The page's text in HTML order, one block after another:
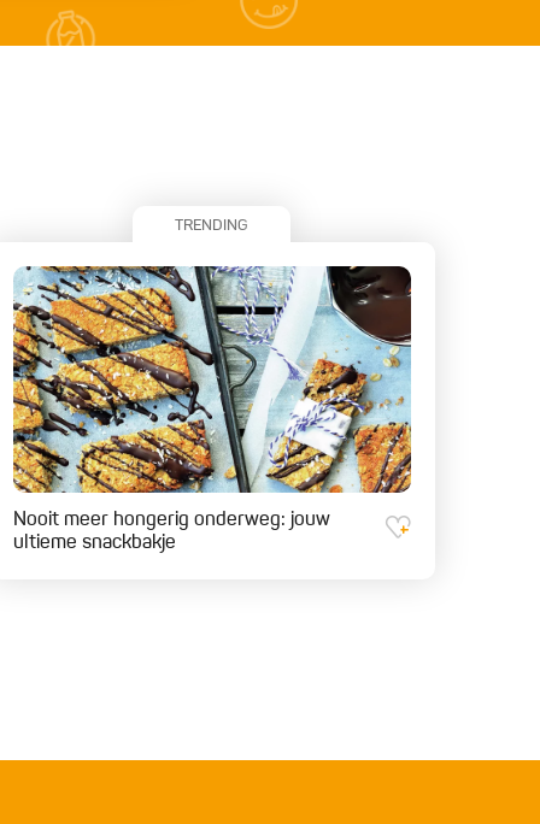
TRENDING
Nooit meer hongerig onderweg: jouw
ultieme snackbakje